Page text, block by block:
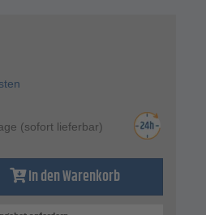
(sofort lieferbar)
In den Warenkorb